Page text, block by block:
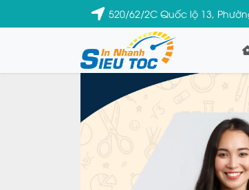
520/62/2C Quốc lộ 13,